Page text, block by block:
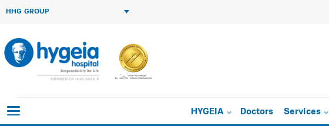
HHG GROUP
HYGEIA Doctors Services
Scientific Meetings